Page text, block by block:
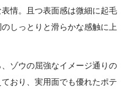
情。且つ表面感は微細に起毛
しっとりと滑らかな感触に上
ゾウの屈強なイメージ通りの
おり、実用面でも優れたポテ